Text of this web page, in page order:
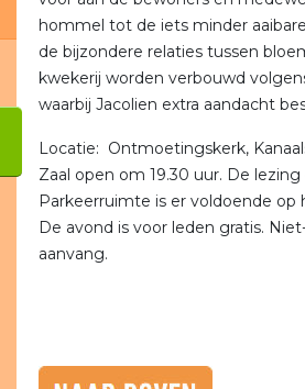
hommel tot de iets minder
de bijzondere relaties tussen
kwekerij worden verbouwd
waarbij Jacolien extra aandacht
Locatie: Ontmoetingskerk,
Zaal open om 19.30 uur. De
Parkeerruimte is er voldoende
De avond is voor leden gratis.
aanvang.